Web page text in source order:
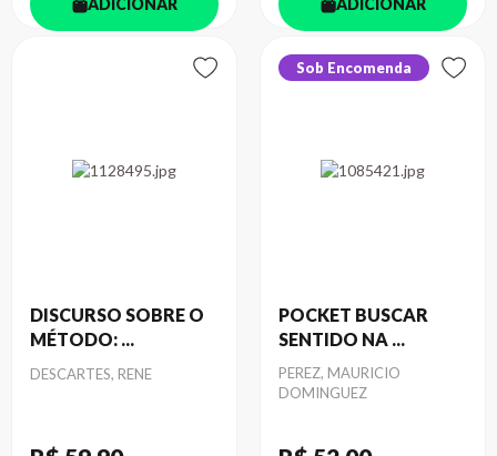
ADICIONAR ADICIONAR
DISCURSO SOBRE O
MÉTODO: ...
Autor
DESCARTES, RENE
Sob Encomenda
POCKET BUSCAR
SENTIDO NA ...
Autor
PEREZ, MAURICIO
DOMINGUEZ